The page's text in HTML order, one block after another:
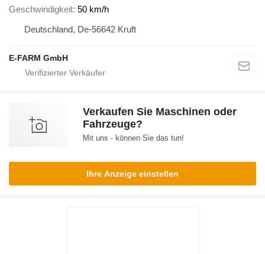
Geschwindigkeit 50 km/h
Deutschland, De-56642 Kruft
E-FARM GmbH
Verkaufen Sie Maschinen oder
Fahrzeuge?
Mit uns - können Sie das tun!
Ihre Anzeige einstellen